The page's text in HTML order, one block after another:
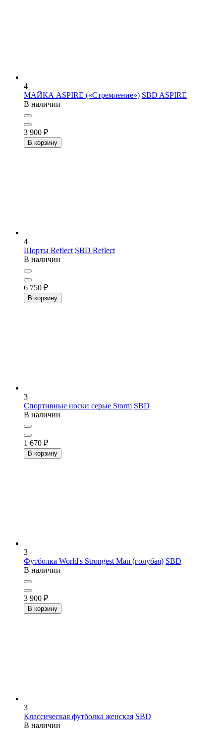
4
МАЙКА ASPIRE («Стремление») SBD ASPIRE
В наличии
3 900 ₽
В корзину
4
Шорты Reflect SBD Reflect
В наличии
6 750 ₽
В корзину
3
Спортивные носки серые Storm SBD
В наличии
1 670 ₽
В корзину
3
Футболка World's Strongest Man (голубая) SBD
В наличии
3 900 ₽
В корзину
3
Классическая футболка женская SBD
В наличии